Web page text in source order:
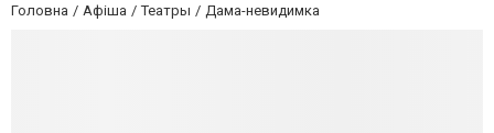
Головна Афіша Театры Дама-невидимка